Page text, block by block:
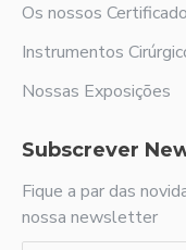
Os nossos
Instrumentos
Nossas Exposições
Subscrever
Fique a par das
nossa newsletter